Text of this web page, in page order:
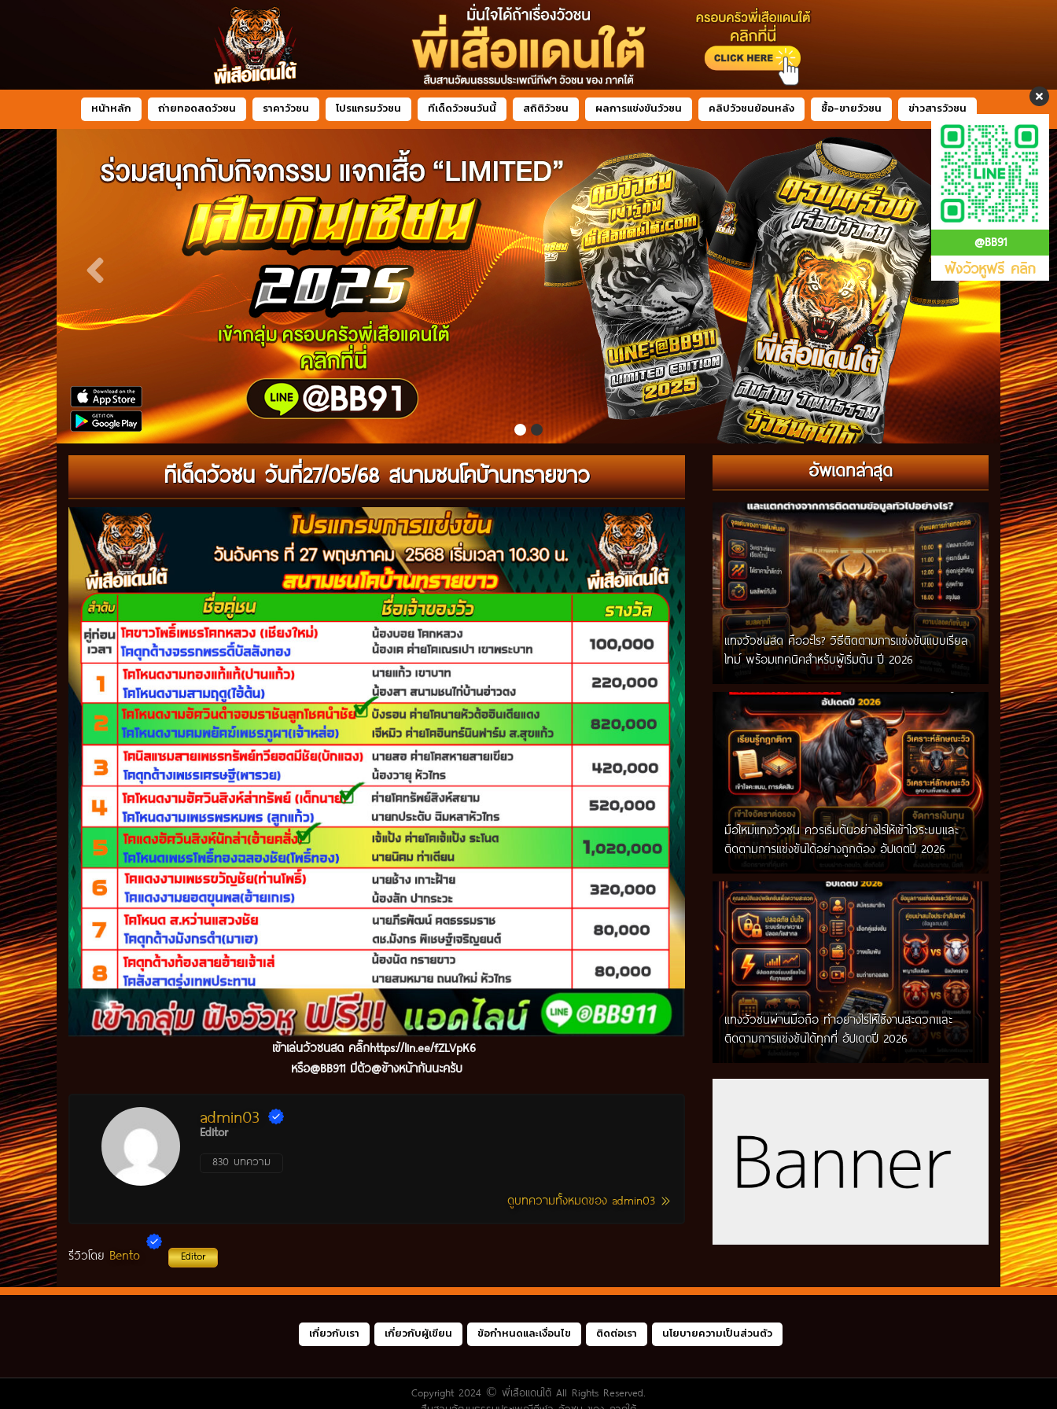
@BB91
ฟังวัวหูฟรี คลิก
หน้าหลัก ถ่ายทอดสดวัวชน ราคาวัวชน โปรแกรมวัวชน ทีเด็ดวัวชนวันนี้ สถิติวัวชน ผลการแข่งขันวัวชน คลิปวัวชนย้อนหลัง ซื้อ-ขายวัวชน ข่าวสารวัวชน
ทีเด็ดวัวชน วันที่27/05/68 สนามชนโคบ้านทรายขาว
เข้าเล่นวัวชนสด คลิ๊กhttps://lin.ee/fZLVpK6
หรือ@BB911 มีตัว@ข้างหน้ากันนะครับ
admin03
Editor
830 บทความ
ดูบทความทั้งหมดของ admin03
รีวิวโดย Bento Editor
อัพเดทล่าสุด
แทงวัวชนสด คืออะไร? วิธีติดตามการแข่งขันแบบเรียล
ไทม์ พร้อมเทคนิคสำหรับผู้เริ่มต้น ปี 2026
มือใหม่แทงวัวชน ควรเริ่มต้นอย่างไรให้เข้าใจระบบและ
ติดตามการแข่งขันได้อย่างถูกต้อง อัปเดตปี 2026
แทงวัวชนผ่านมือถือ ทำอย่างไรให้ใช้งานสะดวกและ
ติดตามการแข่งขันได้ทุกที่ อัปเดตปี 2026
เกี่ยวกับเรา เกี่ยวกับผู้เขียน ข้อกำหนดและเงื่อนไข ติดต่อเรา นโยบายความเป็นส่วนตัว
Copyright 2024 © พี่เสือแดนใต้ All Rights Reserved.